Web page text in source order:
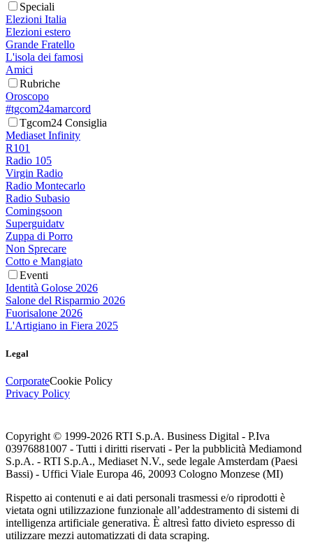
Speciali
Elezioni Italia
Elezioni estero
Grande Fratello
L'isola dei famosi
Amici
Rubriche
Oroscopo
#tgcom24amarcord
Tgcom24 Consiglia
Mediaset Infinity
R101
Radio 105
Virgin Radio
Radio Montecarlo
Radio Subasio
Comingsoon
Superguidatv
Zuppa di Porro
Non Sprecare
Cotto e Mangiato
Eventi
Identità Golose 2026
Salone del Risparmio 2026
Fuorisalone 2026
L'Artigiano in Fiera 2025
Legal
CorporateCookie Policy
Privacy Policy
Copyright © 1999-2026 RTI S.p.A. Business Digital - P.Iva
03976881007 - Tutti i diritti riservati - Per la pubblicità Mediamond
S.p.A. - RTI S.p.A., Mediaset N.V., sede legale Amsterdam (Paesi
Bassi) - Uffici Viale Europa 46, 20093 Cologno Monzese (MI)
Rispetto ai contenuti e ai dati personali trasmessi e/o riprodotti è
vietata ogni utilizzazione funzionale all’addestramento di sistemi di
intelligenza artificiale generativa. È altresì fatto divieto espresso di
utilizzare mezzi automatizzati di data scraping.